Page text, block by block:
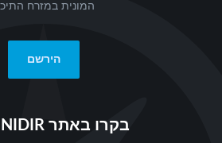
המונית במזרח
הירשם
בקרו באתר UNIDIR